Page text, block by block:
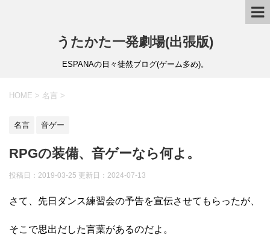
うたかた一発劇場(出張版)
ESPANAの日々徒然ブログ(ゲーム多め)。
HOME > 名言 >
名言 音ゲー
RPGの装備、音ゲーなら何よ。
投稿日：2019-03-25 更新日： 2024-07-13
さて、先日ダンス練習会の予告を宣伝させてもらったが、
そこで思出だした言葉があるのだよ。